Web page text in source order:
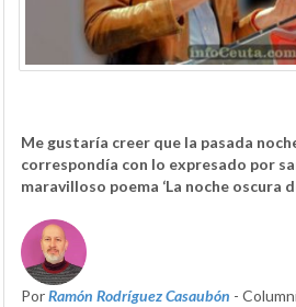
Me gustaría creer que la pasada
correspondía con lo expresado por
maravilloso poema ‘La noche oscura
PorRamón Rodríguez Casaubón -